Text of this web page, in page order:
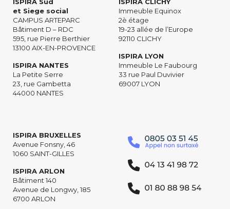
ISPIRA Sud
et Siege social
CAMPUS ARTEPARC
Bâtiment D – RDC
595, rue Pierre Berthier
13100 AIX-EN-PROVENCE
ISPIRA NANTES
La Petite Serre
23, rue Gambetta
44000 NANTES
ISPIRA CLICHY
Immeuble Equinox
2è étage
19-23 allée de l’Europe
92110 CLICHY
ISPIRA LYON
Immeuble Le Faubourg
33 rue Paul Duvivier
69007 LYON
ISPIRA BRUXELLES
Avenue Fonsny, 46
1060 SAINT-GILLES
ISPIRA ARLON
Bâtiment 140
Avenue de Longwy, 185
6700 ARLON